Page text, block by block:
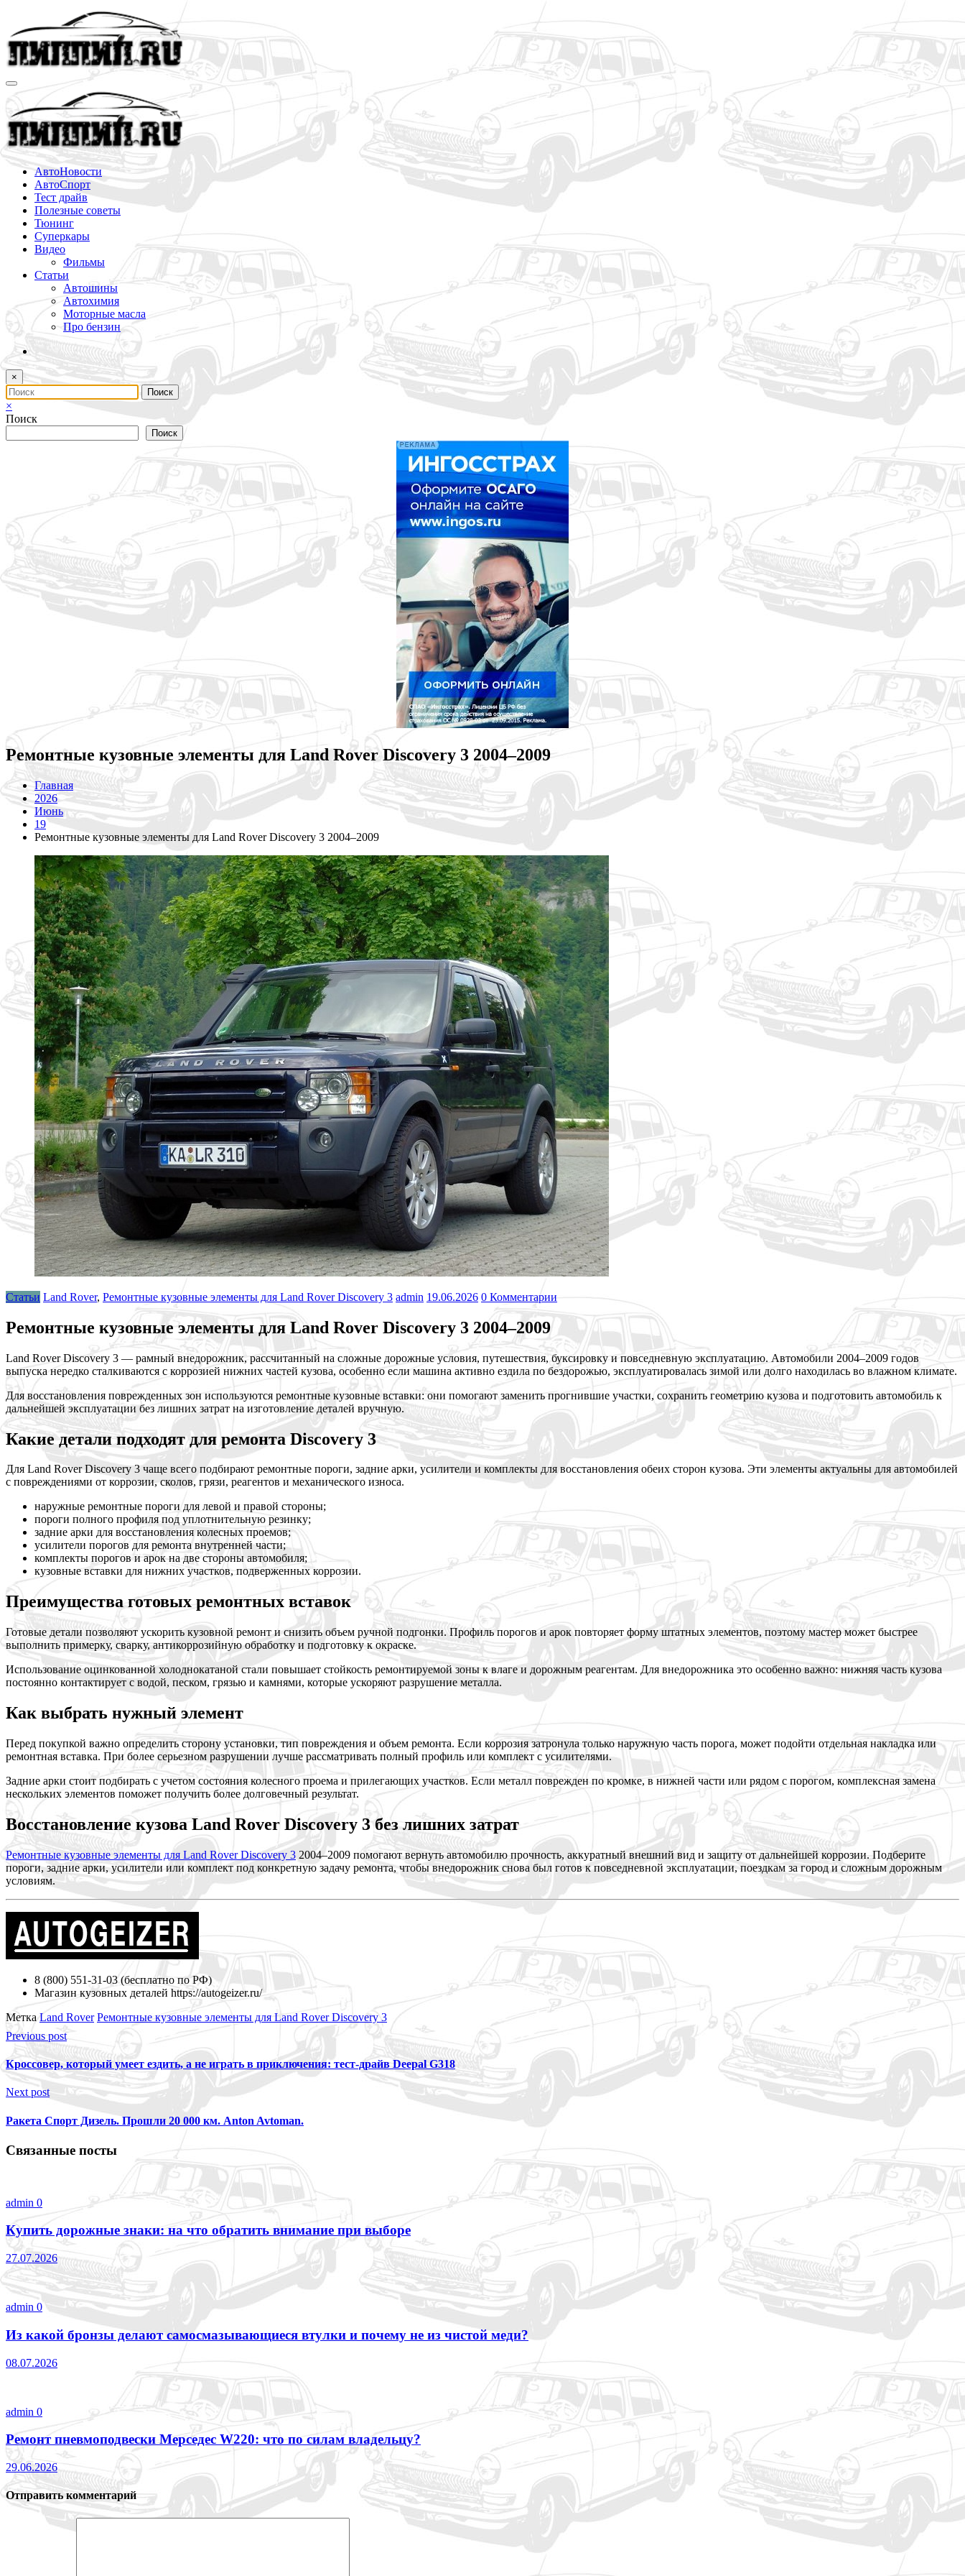
содержимому
АвтоНовости
АвтоСпорт
Тест драйв
Полезные советы
Тюнинг
Суперкары
Видео
Фильмы
Статьи
Автошины
Автохимия
Моторные масла
Про бензин
×
×
Поиск
Поиск
Ремонтные кузовные элементы для Land Rover Discovery 3 2004–2009
Главная
2026
Июнь
19
Ремонтные кузовные элементы для Land Rover Discovery 3 2004–2009
Статьи Land Rover, Ремонтные кузовные элементы для Land Rover Discovery 3 admin 19.06.2026 0 Комментарии
Ремонтные кузовные элементы для Land Rover Discovery 3 2004–2009
Land Rover Discovery 3 — рамный внедорожник, рассчитанный на сложные дорожные условия, путешествия, буксировку и повседневную эксплуатацию. Автомобили 2004–2009 годов
выпуска нередко сталкиваются с коррозией нижних частей кузова, особенно если машина активно ездила по бездорожью, эксплуатировалась зимой или долго находилась во влажном климате.
Для восстановления поврежденных зон используются ремонтные кузовные вставки: они помогают заменить прогнившие участки, сохранить геометрию кузова и подготовить автомобиль к
дальнейшей эксплуатации без лишних затрат на изготовление деталей вручную.
Какие детали подходят для ремонта Discovery 3
Для Land Rover Discovery 3 чаще всего подбирают ремонтные пороги, задние арки, усилители и комплекты для восстановления обеих сторон кузова. Эти элементы актуальны для автомобилей
с повреждениями от коррозии, сколов, грязи, реагентов и механического износа.
наружные ремонтные пороги для левой и правой стороны;
пороги полного профиля под уплотнительную резинку;
задние арки для восстановления колесных проемов;
усилители порогов для ремонта внутренней части;
комплекты порогов и арок на две стороны автомобиля;
кузовные вставки для нижних участков, подверженных коррозии.
Преимущества готовых ремонтных вставок
Готовые детали позволяют ускорить кузовной ремонт и снизить объем ручной подгонки. Профиль порогов и арок повторяет форму штатных элементов, поэтому мастер может быстрее
выполнить примерку, сварку, антикоррозийную обработку и подготовку к окраске.
Использование оцинкованной холоднокатаной стали повышает стойкость ремонтируемой зоны к влаге и дорожным реагентам. Для внедорожника это особенно важно: нижняя часть кузова
постоянно контактирует с водой, песком, грязью и камнями, которые ускоряют разрушение металла.
Как выбрать нужный элемент
Перед покупкой важно определить сторону установки, тип повреждения и объем ремонта. Если коррозия затронула только наружную часть порога, может подойти отдельная накладка или
ремонтная вставка. При более серьезном разрушении лучше рассматривать полный профиль или комплект с усилителями.
Задние арки стоит подбирать с учетом состояния колесного проема и прилегающих участков. Если металл поврежден по кромке, в нижней части или рядом с порогом, комплексная замена
нескольких элементов поможет получить более долговечный результат.
Восстановление кузова Land Rover Discovery 3 без лишних затрат
Ремонтные кузовные элементы для Land Rover Discovery 3 2004–2009 помогают вернуть автомобилю прочность, аккуратный внешний вид и защиту от дальнейшей коррозии. Подберите
пороги, задние арки, усилители или комплект под конкретную задачу ремонта, чтобы внедорожник снова был готов к повседневной эксплуатации, поездкам за город и сложным дорожным
условиям.
8 (800) 551-31-03 (бесплатно по РФ)
Магазин кузовных деталей https://autogeizer.ru/
Метка Land Rover Ремонтные кузовные элементы для Land Rover Discovery 3
Previous post
Кроссовер, который умеет ездить, а не играть в приключения: тест-драйв Deepal G318
Next post
Ракета Спорт Дизель. Прошли 20 000 км. Anton Avtoman.
Связанные посты
admin 0
Купить дорожные знаки: на что обратить внимание при выборе
27.07.2026
admin 0
Из какой бронзы делают самосмазывающиеся втулки и почему не из чистой меди?
08.07.2026
admin 0
Ремонт пневмоподвески Мерседес W220: что по силам владельцу?
29.06.2026
Отправить комментарий